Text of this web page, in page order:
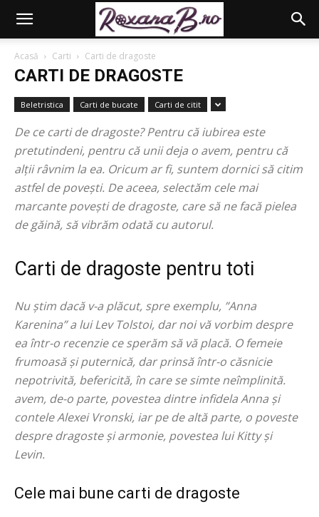
Acasă Carti Carti de dragoste
CARTI DE DRAGOSTE
Beletristica Carti de bucate Carti de citit
De ce carti de dragoste? Pentru că iubirea este
pretutindeni, pentru că unii deja o avem, pentru că
alții râvnim la ea. Oricum ar fi, suntem dornici să citim
astfel de povești. De aceea, selectăm cele mai
marcante povești de dragoste, care să ne facă pielea
de găină, să vibrăm odată cu autorul.
Carti de dragoste pentru toti
Nu știm dacă v-a plăcut, spre exemplu, ”Anna
Karenina” a lui Lev Tolstoi, dar noi vă vorbim despre
ea într-o recenzie ce sperăm să vă placă. O femeie
frumoasă și puternică, dar prinsă într-o căsnicie
nepotrivită, befericită, în care se simte neîmplinită.
avem, de-o parte, povestea dintre infidela Anna și
contele Alexei Vronski, iar pe de altă parte, o poveste
despre dragoste și armonie, povestea lui Kitty și
Levin.
Cele mai bune carti de dragoste